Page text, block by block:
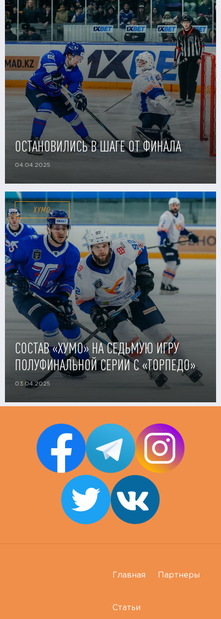
ОСТАНОВИЛИСЬ В ШАГЕ ОТ ФИНАЛА
04.04.2025
ХУМО
СОСТАВ «ХУМО» НА СЕДЬМУЮ ИГРУ
ПОЛУФИНАЛЬНОЙ СЕРИИ С «ТОРПЕДО»
03.04.2025
Главная Партнеры
Статьи